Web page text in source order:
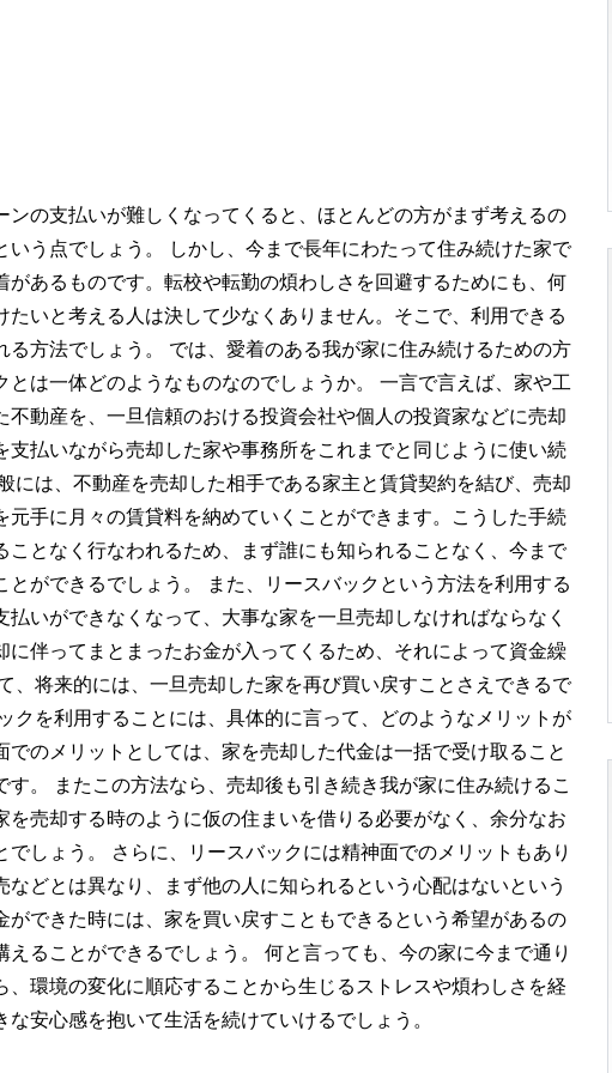
ンの支払いが難しくなってくると、ほとんどの方がまず考えるの
いう点でしょう。 しかし、今まで長年にわたって住み続けた家で
があるものです。転校や転勤の煩わしさを回避するためにも、何
たいと考える人は決して少なくありません。そこで、利用できる
る方法でしょう。 では、愛着のある我が家に住み続けるための方
とは一体どのようなものなのでしょうか。 一言で言えば、家や工
不動産を、一旦信頼のおける投資会社や個人の投資家などに売却
支払いながら売却した家や事務所をこれまでと同じように使い続
には、不動産を売却した相手である家主と賃貸契約を結び、売却
元手に月々の賃貸料を納めていくことができます。こうした手続
ことなく行なわれるため、まず誰にも知られることなく、今まで
とができるでしょう。 また、リースバックという方法を利用する
払いができなくなって、大事な家を一旦売却しなければならなく
に伴ってまとまったお金が入ってくるため、それによって資金繰
、将来的には、一旦売却した家を再び買い戻すことさえできるで
クを利用することには、具体的に言って、どのようなメリットが
でのメリットとしては、家を売却した代金は一括で受け取ること
す。 またこの方法なら、売却後も引き続き我が家に住み続けるこ
を売却する時のように仮の住まいを借りる必要がなく、余分なお
でしょう。 さらに、リースバックには精神面でのメリットもあり
などとは異なり、まず他の人に知られるという心配はないという
ができた時には、家を買い戻すこともできるという希望があるの
えることができるでしょう。 何と言っても、今の家に今まで通り
、環境の変化に順応することから生じるストレスや煩わしさを経
安心感を抱いて生活を続けていけるでしょう。